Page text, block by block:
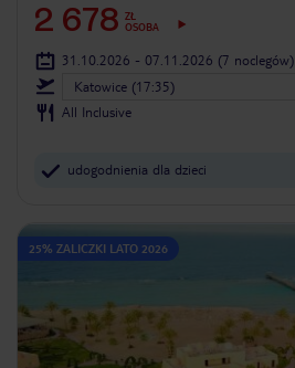
2 678 ZŁ
OSOBA
31.10.2026 - 07.11.2026 (7 noclegów)
Katowice (17:35)
All Inclusive
udogodnienia dla dzieci
25% ZALICZKI LATO 2026